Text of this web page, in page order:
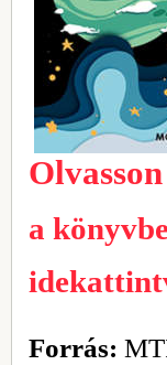
a
Forrás: